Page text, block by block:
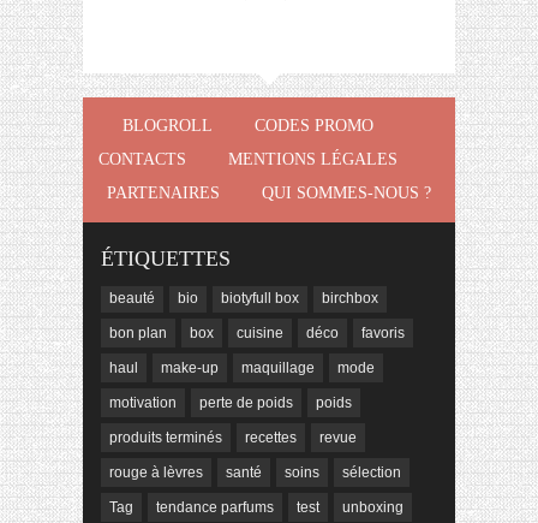
BLOGROLL
CODES PROMO
CONTACTS
MENTIONS LÉGALES
PARTENAIRES
QUI SOMMES-NOUS ?
ÉTIQUETTES
beauté bio biotyfull box birchbox
bon plan box cuisine déco favoris
haul make-up maquillage mode
motivation perte de poids poids
produits terminés recettes revue
rouge à lèvres santé soins sélection
Tag tendance parfums test unboxing